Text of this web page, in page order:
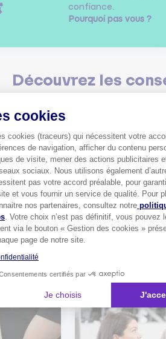
confiance.
Pourquoi pas vous ?
Découvrez les
radar
tourelle et
savoir
Comment bien
assurance auto ?
Conseils pour choisir
assurance auto
cookies
cookies (traceurs) qui nécessitent votre
de navigation, afficher du contenu
de visite, mener des actions publicitaires
sociaux. Nous utilisons également
pas votre accord préalable, pour
et vous fournir un service de qualité. Pour
nos partenaires, consultez notre
. Votre choix n’est pas définitif, vous pouvez
via le bouton « Gestion des cookies »
page de notre site.
certifiés par
Je choisis
Axeptio consent